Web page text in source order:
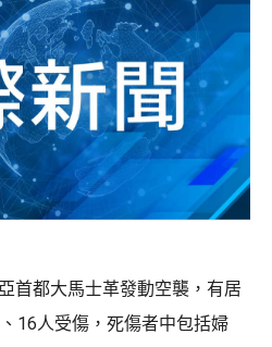
首都大馬士革發動空襲，有居
16人受傷，死傷者中包括婦